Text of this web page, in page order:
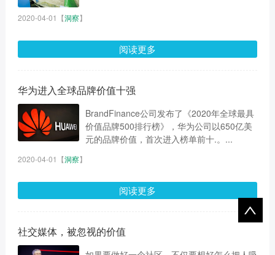
2020-04-01 【洞察】
阅读更多
华为进入全球品牌价值十强
BrandFinance公司发布了《2020年全球最具
价值品牌500排行榜》，华为公司以650亿美
元的品牌价值，首次进入榜单前十.。...
2020-04-01 【洞察】
阅读更多
社交媒体，被忽视的价值